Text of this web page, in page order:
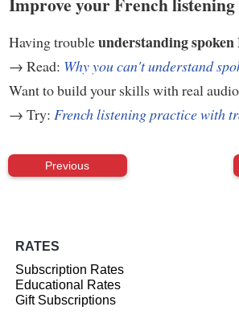
Having troubleunderstanding
→ Read: Why you can't understand
Want to build your skills with real
→ Try: French listening practice with
Previous
RATES
Subscription Rates
Educational Rates
Gift Subscriptions